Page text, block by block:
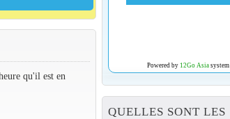
qu'il est en
Powered by 12Go Asiasystem
QUELLES SONT LES